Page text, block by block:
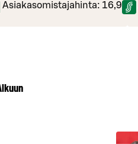
Asiakasomistajahinta: 16,90 €